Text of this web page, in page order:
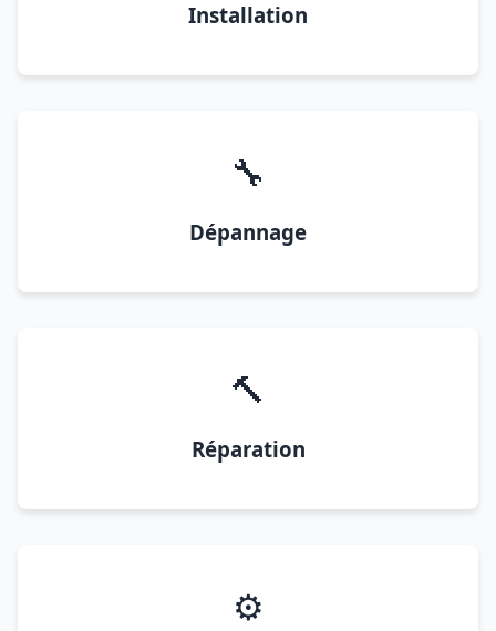
Installation
🔧
Dépannage
🔨
Réparation
⚙️